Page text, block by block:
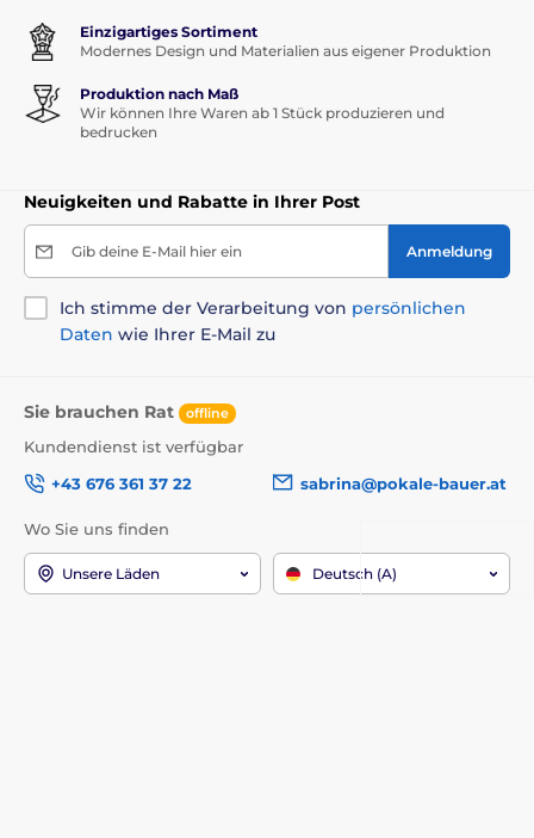
Einzigartiges Sortiment
Modernes Design und Materialien aus eigener Produktion
Produktion nach Maß
Wir können Ihre Waren ab 1 Stück produzieren und
bedrucken
Neuigkeiten und Rabatte in Ihrer Post
Gib deine E-Mail hier ein Anmeldung
Ich stimme der Verarbeitung von persönlichen
Daten wie Ihrer E-Mail zu
Sie brauchen Rat offline
Kundendienst ist verfügbar
+43 676 361 37 22
sabrina@pokale-bauer.at
Wo Sie uns finden
Unsere Läden Deutsch (A)